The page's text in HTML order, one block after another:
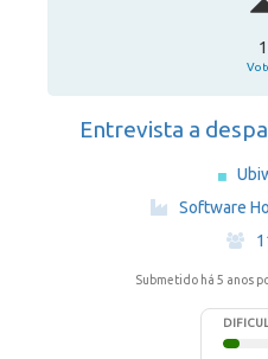
1
Entrevista a
Software
·
Submetido há 5 anos